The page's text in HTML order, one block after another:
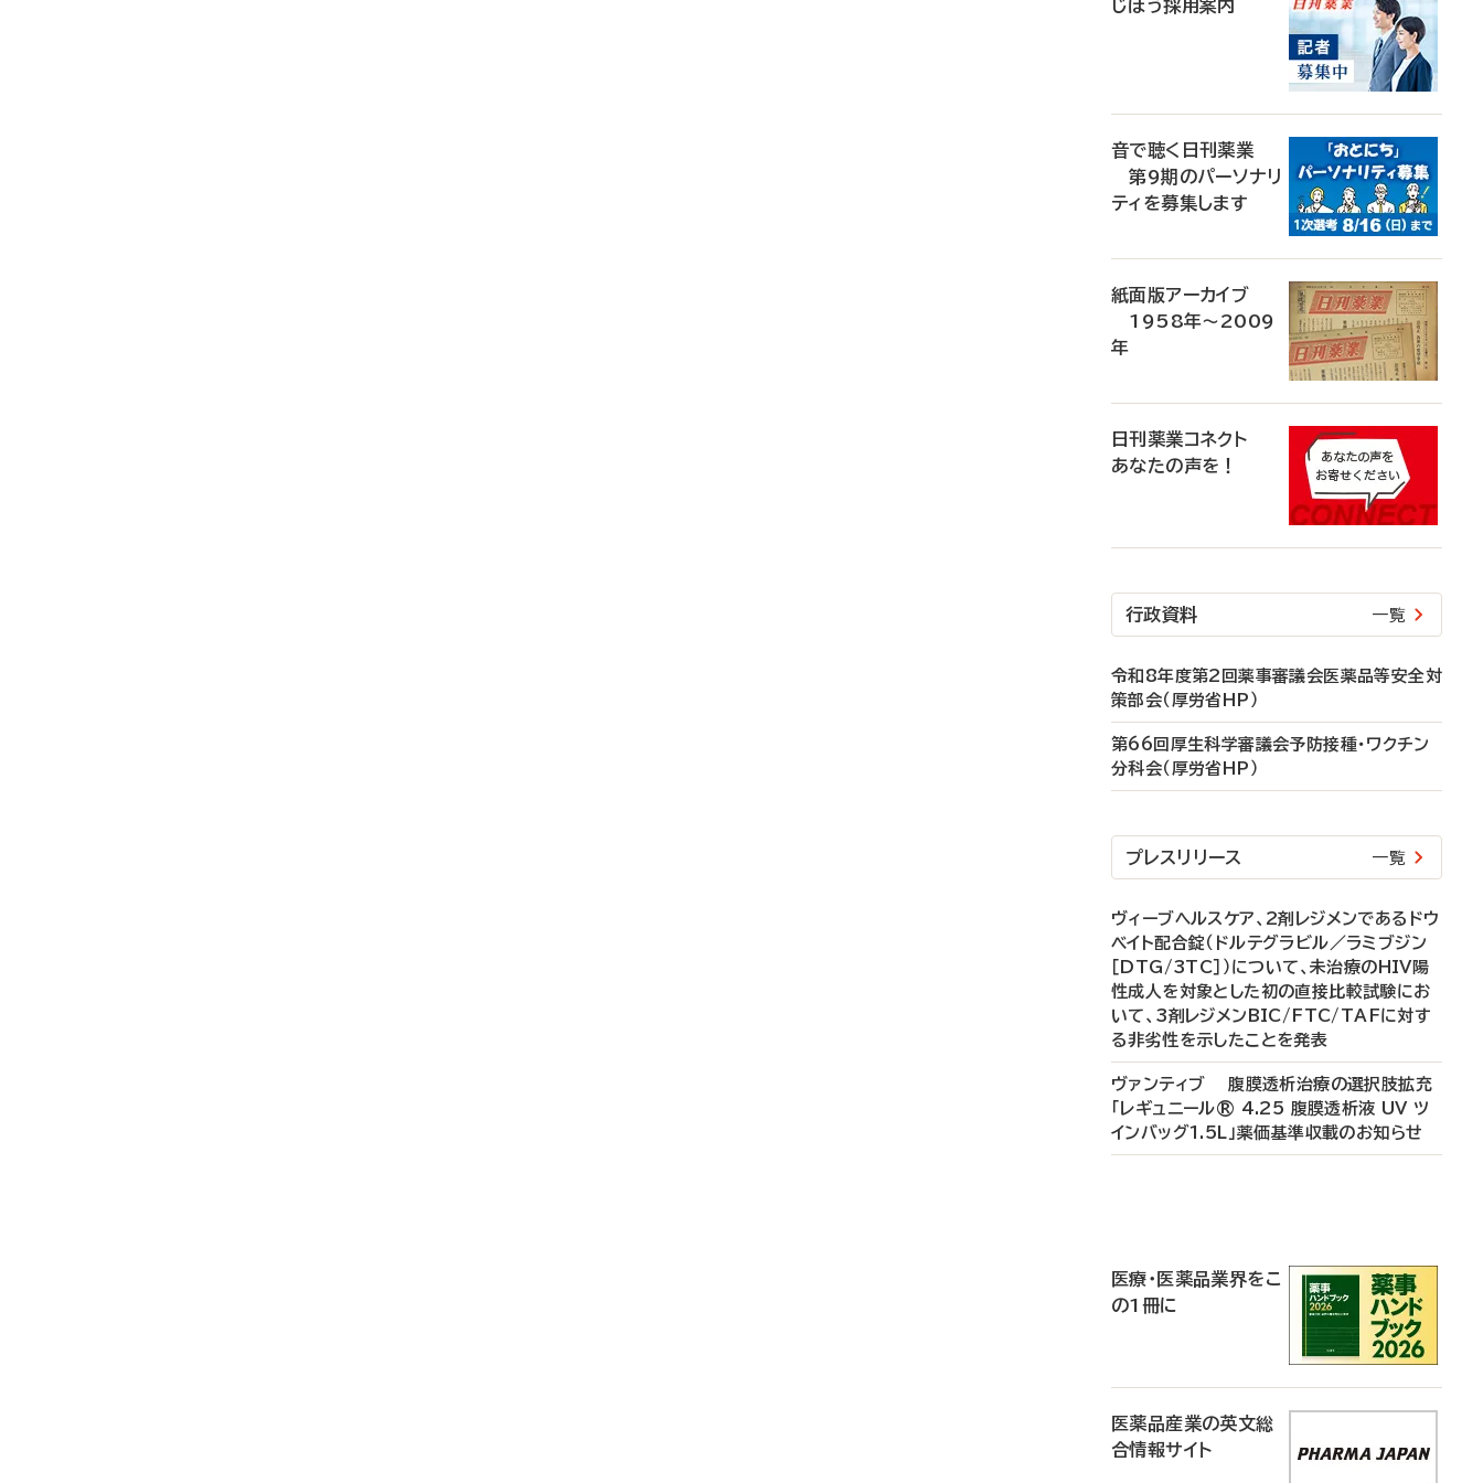
じほう採用案内
音で聴く日刊薬業
第9期のパーソナリ
ティを募集します
紙面版アーカイブ
1958年～2009
年
日刊薬業コネクト
あなたの声を！
行政資料 一覧
令和8年度第2回薬事審議会医薬品等安全対
策部会（厚労省HP）
第66回厚生科学審議会予防接種・ワクチン
分科会（厚労省HP）
プレスリリース 一覧
ヴィーブヘルスケア、2剤レジメンであるドウ
ベイト配合錠（ドルテグラビル／ラミブジン
［DTG/3TC］）について、未治療のHIV陽
性成人を対象とした初の直接比較試験にお
いて、3剤レジメンBIC/FTC/TAFに対す
る非劣性を示したことを発表
ヴァンティブ 腹膜透析治療の選択肢拡充
「レギュニール® 4.25 腹膜透析液 UV ツ
インバッグ1.5L」薬価基準収載のお知らせ
医療・医薬品業界をこ
の1冊に
医薬品産業の英文総
合情報サイト